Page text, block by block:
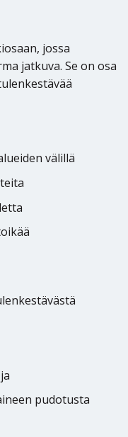
jossa
jatkuva. Se on osa
välillä
pudotusta